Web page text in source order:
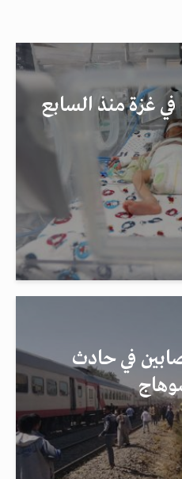
في غزة منذ السابع
في حادث